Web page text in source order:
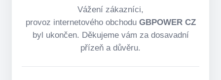
Vážení zákazníci,
provoz internetového obchodu GBPOWER CZ
byl ukončen. Děkujeme vám za dosavadní
přízeň a důvěru.